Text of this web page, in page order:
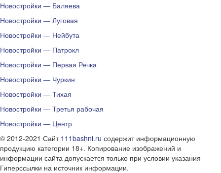
Новостройки — Баляева
Новостройки — Луговая
Новостройки — Нейбута
Новостройки — Патрокл
Новостройки — Первая Речка
Новостройки — Чуркин
Новостройки — Тихая
Новостройки — Третья рабочая
Новостройки — Центр
© 2012-2021 Сайт 111bashni.ru содержит информационную
продукцию категории 18+. Копирование изображений и
информации сайта допускается только при условии указания
Гиперссылки на источник информации.